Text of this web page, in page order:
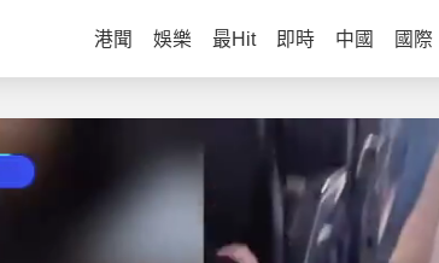
港聞 娛樂 最Hit 即時 中國 國際